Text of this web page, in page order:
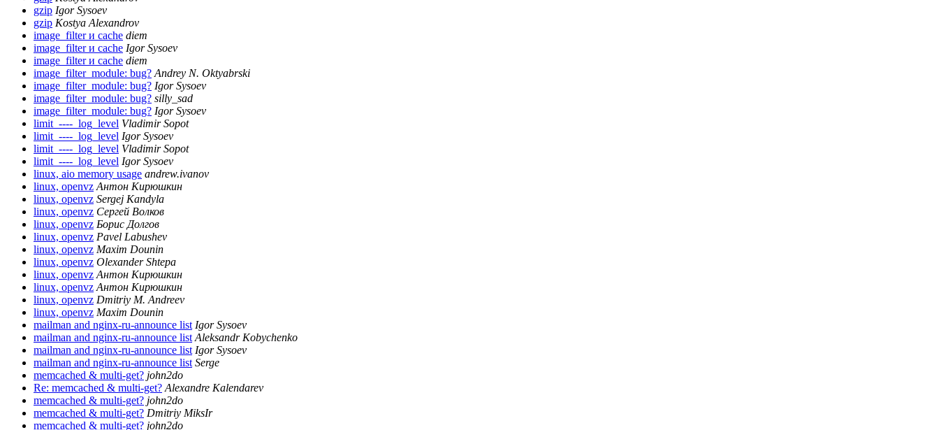
gzip Igor Sysoev
gzip Kostya Alexandrov
image_filter и cache diem
image_filter и cache Igor Sysoev
image_filter и cache diem
image_filter_module: bug? Andrey N. Oktyabrski
image_filter_module: bug? Igor Sysoev
image_filter_module: bug? silly_sad
image_filter_module: bug? Igor Sysoev
limit_----_log_level Vladimir Sopot
limit_----_log_level Igor Sysoev
limit_----_log_level Vladimir Sopot
limit_----_log_level Igor Sysoev
linux, aio memory usage andrew.ivanov
linux, openvz Антон Кирюшкин
linux, openvz Sergej Kandyla
linux, openvz Сергей Волков
linux, openvz Борис Долгов
linux, openvz Pavel Labushev
linux, openvz Maxim Dounin
linux, openvz Olexander Shtepa
linux, openvz Антон Кирюшкин
linux, openvz Антон Кирюшкин
linux, openvz Dmitriy M. Andreev
linux, openvz Maxim Dounin
mailman and nginx-ru-announce list Igor Sysoev
mailman and nginx-ru-announce list Aleksandr Kobychenko
mailman and nginx-ru-announce list Igor Sysoev
mailman and nginx-ru-announce list Serge
memcached & multi-get? john2do
Re: memcached & multi-get? Alexandre Kalendarev
memcached & multi-get? john2do
memcached & multi-get? Dmitriy MiksIr
memcached & multi-get? john2do